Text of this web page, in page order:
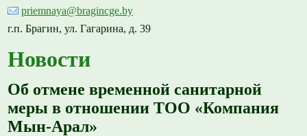
priemnaya@bragincge.by
г.п. Брагин, ул. Гагарина, д. 39
Новости
Об отмене временной санитарной
меры в отношении ТОО «Компания
Мын-Арал»